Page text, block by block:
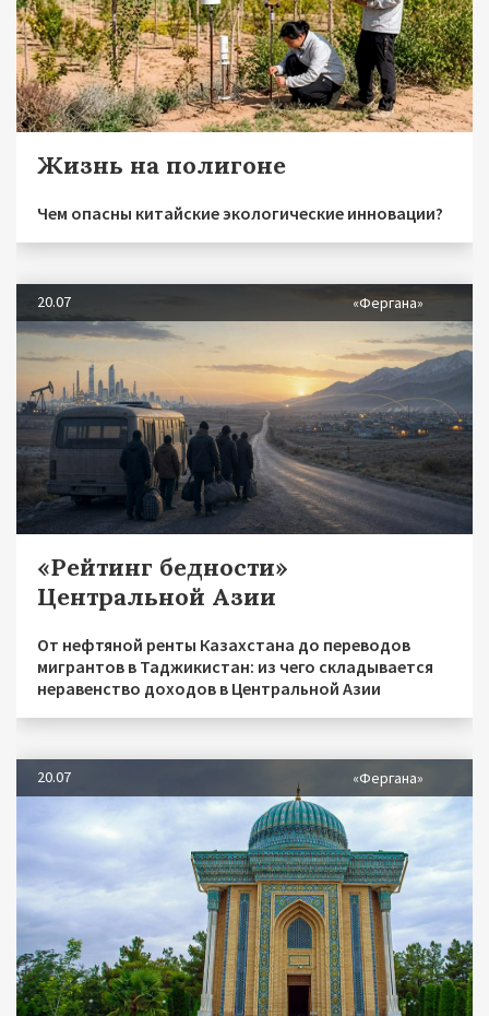
Жизнь на полигоне
Чем опасны китайские экологические инновации?
20.07 «Фергана»
«Рейтинг бедности»
Центральной Азии
От нефтяной ренты Казахстана до переводов
мигрантов в Таджикистан: из чего складывается
неравенство доходов в Центральной Азии
20.07 «Фергана»